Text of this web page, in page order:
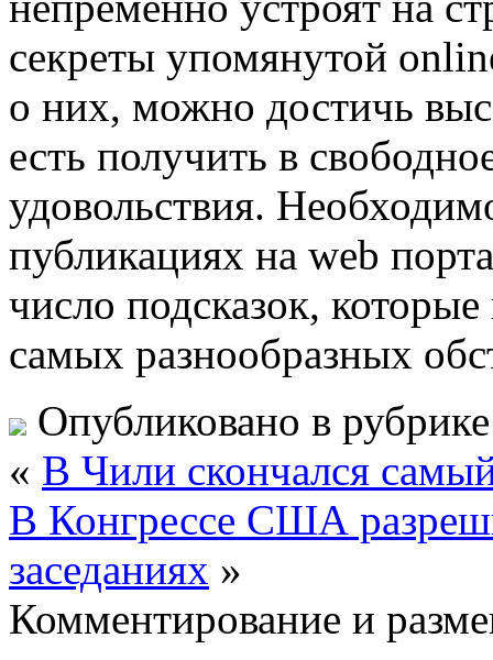
секреты упомянутой
о них, можно достичь
есть получить в
удовольствия.
публикациях на web
число подсказок,
самых разнообразных
Опубликовано в
« В Чили скончался
В Конгрессе США
заседаниях »
Комментирование и